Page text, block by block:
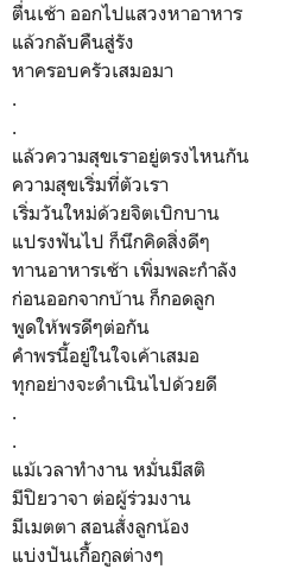
ตื่นเช้า ออกไปแสวงหาอาหาร
แล้วกลับคืนสู่รัง
หาครอบครัวเสมอมา
.
.
แล้วความสุขเราอยู่ตรงไหนกัน
ความสุขเริ่มที่ตัวเรา
เริ่มวันใหม่ด้วยจิตเบิกบาน
แปรงฟันไป ก็นึกคิดสิ่งดีๆ
ทานอาหารเช้า เพิ่มพละกำลัง
ก่อนออกจากบ้าน ก็กอดลูก
พูดให้พรดีๆต่อกัน
คำพรนี้อยู่ในใจเค้าเสมอ
ทุกอย่างจะดำเนินไปด้วยดี
.
.
แม้เวลาทำงาน หมั่นมีสติ
มีปิยวาจา ต่อผู้ร่วมงาน
มีเมตตา สอนสั่งลูกน้อง
แบ่งปันเกื้อกูลต่างๆ